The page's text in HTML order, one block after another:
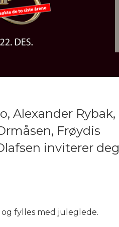
Alexander Rybak,
Frøydis
inviterer deg
fylles med juleglede.